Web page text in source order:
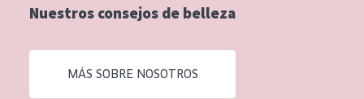
Piel menopáusica
EDAD
Nuestros consejos de belleza
MÁS SOBRE NOSOTROS